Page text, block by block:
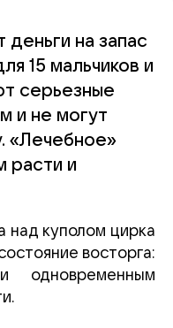
на запас
15 мальчиков и
серьезные
и не могут
«Лечебное»
расти и
над куполом цирка
восторга: